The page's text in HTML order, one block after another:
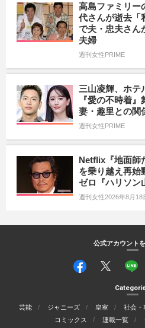
高島ファミリー
代さんが逝去「
で夫・忠夫さん
夫婦
週刊女性PRIME
三山凌輝、ホテ
『愛の不時着
妻・趣里との関
週刊女性PRIME
Netflix『地面師
を乗り越え再始
ゼロ『ハリソン
週刊女性2026年8月18
公式アカウント
芸能 ジャニーズ 皇室 社会・
コミックス
連載一覧